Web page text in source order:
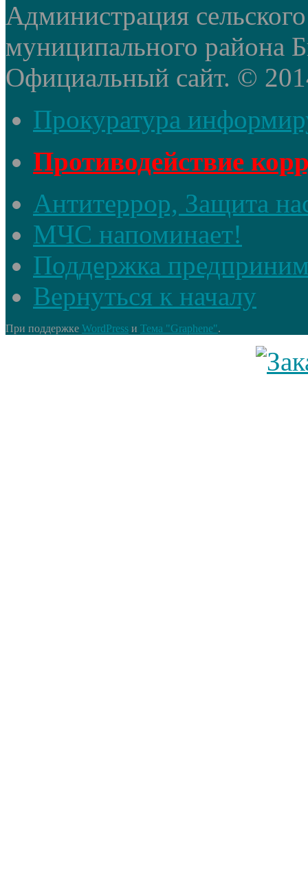
Администрация
муниципального района
Официальный сайт. ©
Прокуратура
Противодействие
Антитеррор, Защита
МЧС напоминает!
Поддержка
Вернуться к началу
При поддержке WordPress и Тема "Graphene".